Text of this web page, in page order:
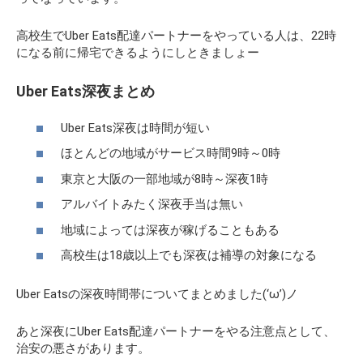
高校生でUber Eats配達パートナーをやっている人は、22時
になる前に帰宅できるようにしときましょー
Uber Eats深夜まとめ
Uber Eats深夜は時間が短い
ほとんどの地域がサービス時間9時～0時
東京と大阪の一部地域が8時～深夜1時
アルバイトみたく深夜手当は無い
地域によっては深夜が稼げることもある
高校生は18歳以上でも深夜は補導の対象になる
Uber Eatsの深夜時間帯についてまとめました(‘ω’)ノ
あと深夜にUber Eats配達パートナーをやる注意点として、
治安の悪さがあります。